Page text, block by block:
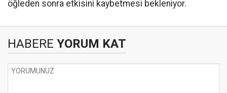
öğleden sonra etkisini kaybetmesi bekleniyor.
HABERE YORUM KAT